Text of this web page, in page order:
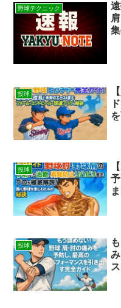
野球テクニック
投球
投球
投球